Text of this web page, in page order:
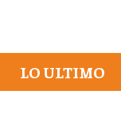
LO ULTIMO